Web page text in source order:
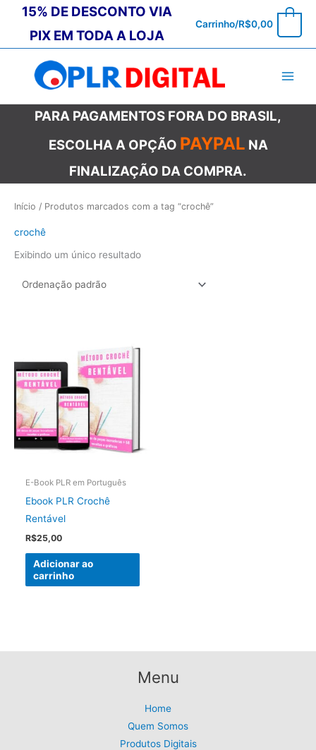
conteúdo
15% DE DESCONTO VIA
PIX EM TODA A LOJA
Carrinho/R$0,00
PARA PAGAMENTOS FORA DO BRASIL,
ESCOLHA A OPÇÃO PAYPAL NA
FINALIZAÇÃO DA COMPRA.
Início / Produtos marcados com a tag “crochê”
crochê
Exibindo um único resultado
E-Book PLR em Português
Ebook PLR Crochê
Rentável
R$25,00
Adicionar ao
carrinho
Menu
Home
Quem Somos
Produtos Digitais